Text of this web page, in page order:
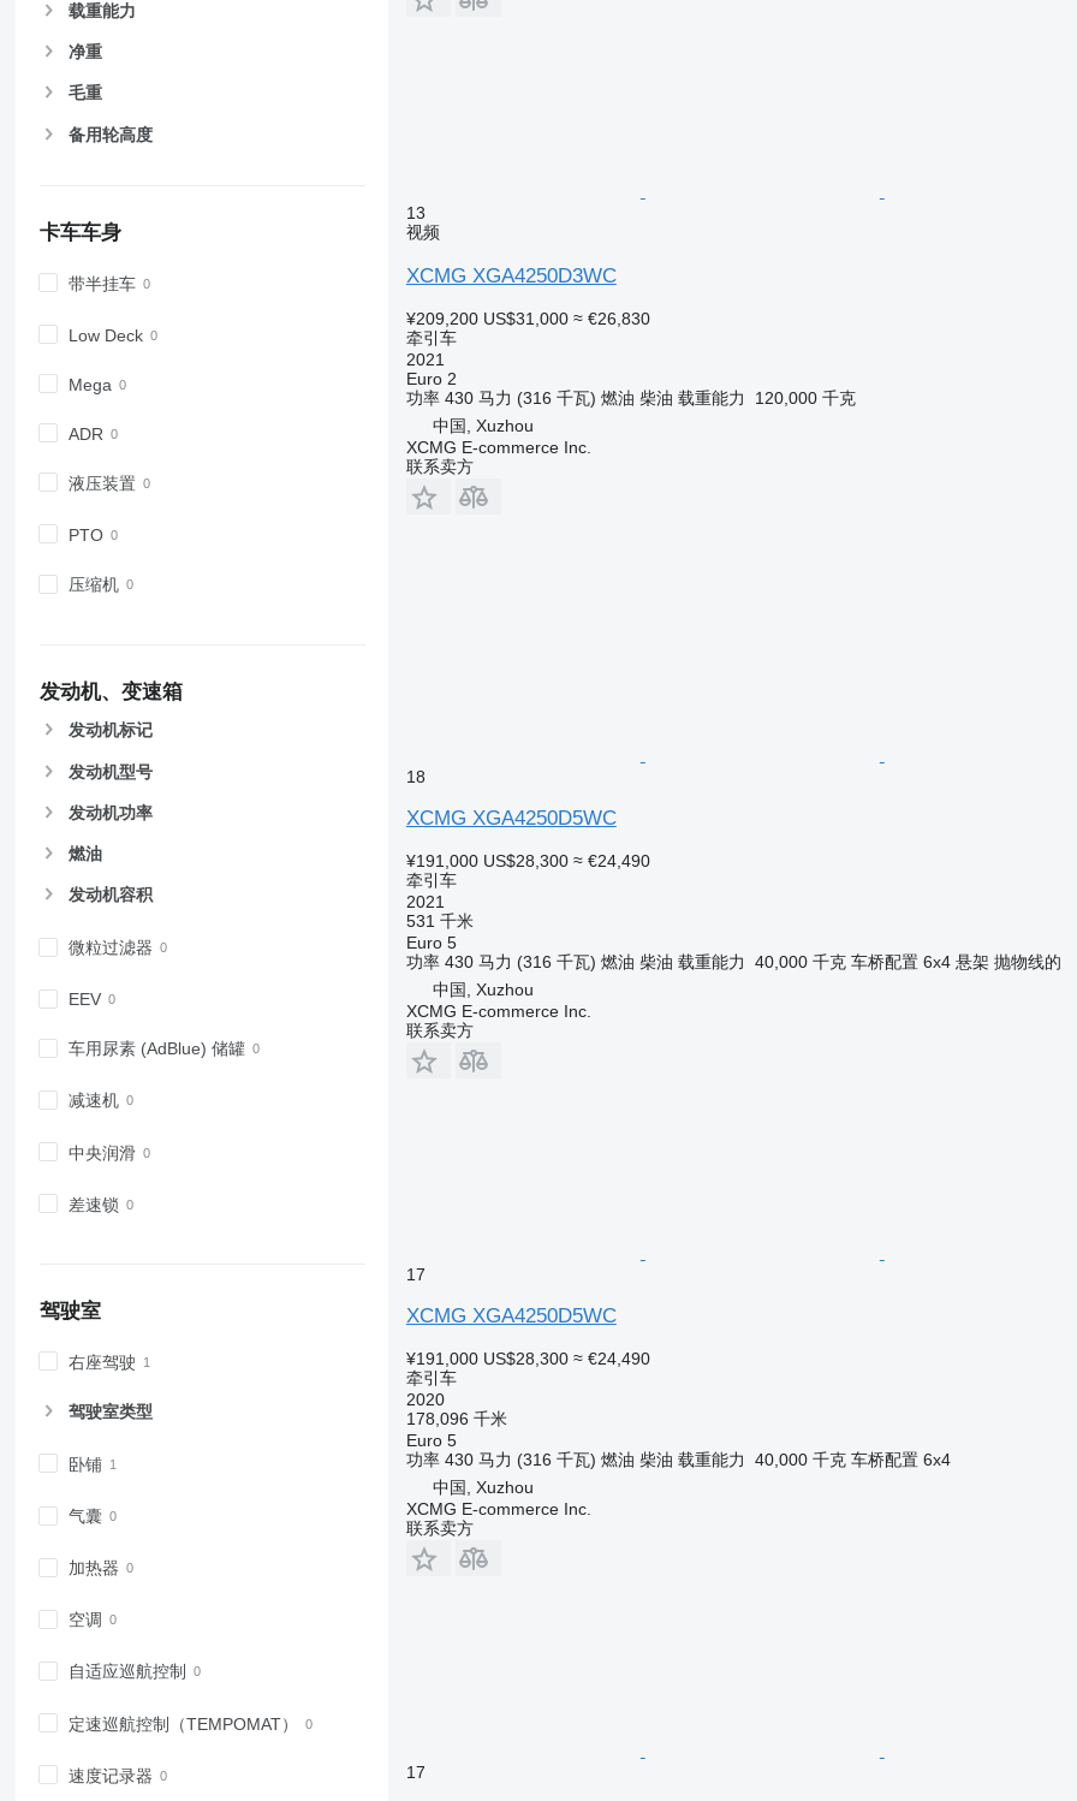
载重能力
净重
毛重
备用轮高度
卡车车身
带半挂车
Low Deck
Mega
ADR
液压装置
PTO
压缩机
发动机、变速箱
发动机标记
发动机型号
发动机功率
燃油
发动机容积
微粒过滤器
EEV
车用尿素 (AdBlue) 储罐
减速机
中央润滑
差速锁
驾驶室
右座驾驶
驾驶室类型
卧铺
气囊
加热器
空调
自适应巡航控制
定速巡航控制（TEMPOMAT）
速度记录器
13
视频
XCMG XGA4250D3WC
¥209,200 US$31,000 ≈ €26,830
牵引车
2021
Euro 2
功率 430 马力 (316 千瓦) 燃油 柴油 载重能力
120,000 千克
中国, Xuzhou
XCMG E-commerce Inc.
联系卖方
18
XCMG XGA4250D5WC
¥191,000 US$28,300 ≈ €24,490
牵引车
2021
531 千米
Euro 5
功率 430 马力 (316 千瓦) 燃油 柴油 载重能力 40,000 千克 车桥配置 6x4 悬架 抛物线的
中国, Xuzhou
XCMG E-commerce Inc.
联系卖方
17
XCMG XGA4250D5WC
¥191,000 US$28,300 ≈ €24,490
牵引车
2020
178,096 千米
Euro 5
功率 430 马力 (316 千瓦) 燃油 柴油 载重能力 40,000 千克 车桥配置 6x4
中国, Xuzhou
XCMG E-commerce Inc.
联系卖方
17